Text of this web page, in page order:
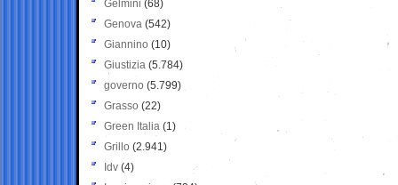
Gelmini (68)
Genova (542)
Giannino (10)
Giustizia (5.784)
governo (5.799)
Grasso (22)
Green Italia (1)
Grillo (2.941)
Idv (4)